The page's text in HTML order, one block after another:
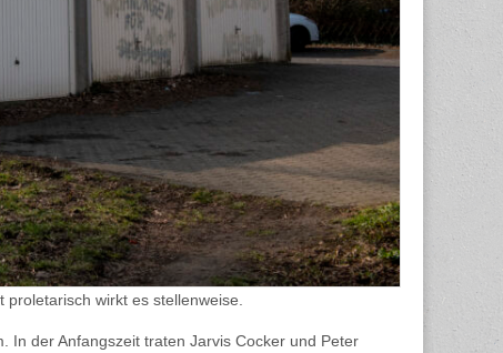
wirkt es stellenweise.
In der Anfangszeit traten Jarvis Cocker und Peter